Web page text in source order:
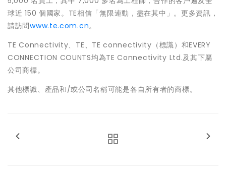
球近 150 個國家。TE相信「無限連動，盡在其中」。更多資訊，
請訪問www.te.com.cn。
TE Connectivity、TE、TE connectivity（標識）和EVERY
CONNECTION COUNTS均為TE Connectivity Ltd.及其下屬
公司商標。
其他標識、產品和/或公司名稱可能是各自所有者的商標。